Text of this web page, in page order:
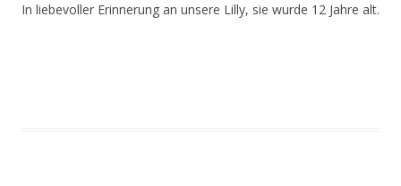
In liebevoller Erinnerung an unsere Lilly, sie wurde 12 Jahre alt.